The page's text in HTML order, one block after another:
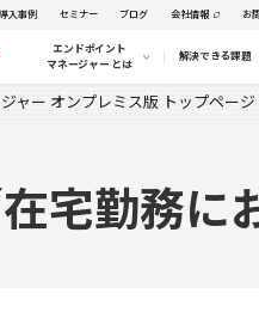
導入事例 セミナー ブログ 会社情報 お
エンドポイント
マネージャー とは
解決できる課題
ャー オンプレミス版 トップページ
宅勤務に